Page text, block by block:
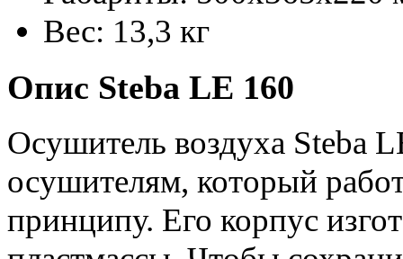
Вес: 13,3 кг
Опис Steba LE 160
Осушитель воздуха Steba
осушителям, который
принципу. Его корпус